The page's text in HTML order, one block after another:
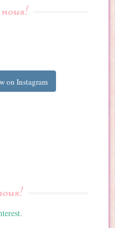
nous!
on Instagram